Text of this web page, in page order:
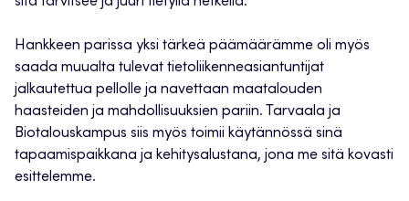
Hankkeen parissa yksi tärkeä päämäärämme oli myös
saada muualta tulevat tietoliikenneasiantuntijat
jalkautettua pellolle ja navettaan maatalouden
haasteiden ja mahdollisuuksien pariin. Tarvaala ja
Biotalouskampus siis myös toimii käytännössä sinä
tapaamispaikkana ja kehitysalustana, jona me sitä kovasti
esittelemme.